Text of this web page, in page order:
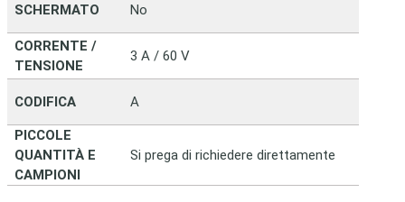
SCHERMATO No
CORRENTE /
TENSIONE
3 A / 60 V
CODIFICA A
PICCOLE
QUANTITÀ E
CAMPIONI
Si prega di richiedere direttamente